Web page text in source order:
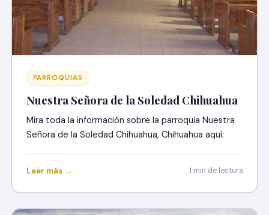
PARROQUIAS
Nuestra Señora de la Soledad Chihuahua
Mira toda la información sobre la parroquia Nuestra
Señora de la Soledad Chihuahua, Chihuahua aquí:
Leer más → 1 min de lectura